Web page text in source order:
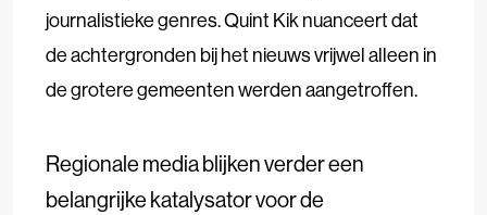
journalistieke genres. Quint Kik nuanceert dat
de achtergronden bij het nieuws vrijwel alleen in
de grotere gemeenten werden aangetroffen.
Regionale media blijken verder een
belangrijke katalysator voor de